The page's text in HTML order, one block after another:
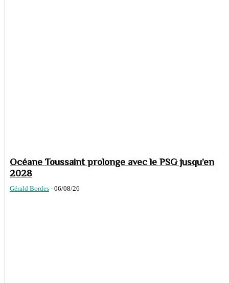
Océane Toussaint prolonge avec le PSG jusqu’en
2028
Gérald Bordes - 06/08/26